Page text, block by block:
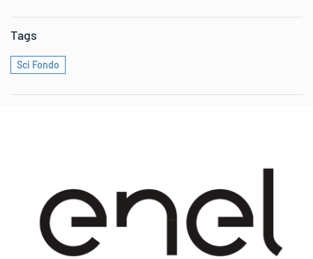
Tags
Sci Fondo